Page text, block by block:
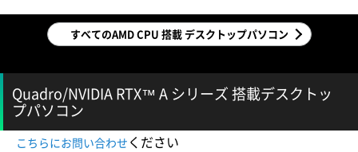
すべてのAMD CPU 搭載 デスクトップパソコン
Quadro/NVIDIA RTX™ A シリーズ 搭載デスクトッ
プパソコン
こちらにお問い合わせ ください